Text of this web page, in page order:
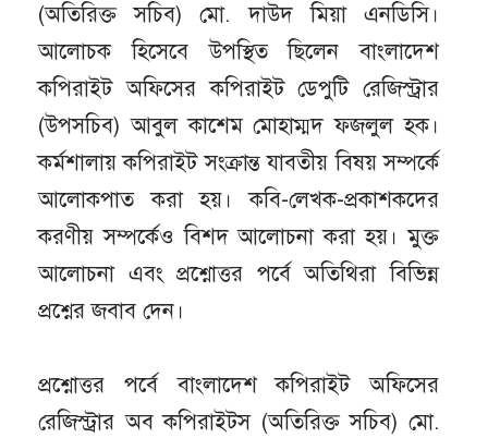
(অতিরিক্ত সচিব) মো. দাউদ মিয়া এনডিসি।
আলোচক হিসেবে উপস্থিত ছিলেন বাংলাদেশ
কপিরাইট অফিসের কপিরাইট ডেপুটি রেজিস্ট্রার
(উপসচিব) আবুল কাশেম মোহাম্মদ ফজলুল হক।
কর্মশালায় কপিরাইট সংক্রান্ত যাবতীয় বিষয় সম্পর্কে
আলোকপাত করা হয়। কবি-লেখক-প্রকাশকদের
করণীয় সম্পর্কেও বিশদ আলোচনা করা হয়। মুক্ত
আলোচনা এবং প্রশ্নোত্তর পর্বে অতিথিরা বিভিন্ন
প্রশ্নের জবাব দেন।
প্রশ্নোত্তর পর্বে বাংলাদেশ কপিরাইট অফিসের
রেজিস্ট্রার অব কপিরাইটস (অতিরিক্ত সচিব) মো.